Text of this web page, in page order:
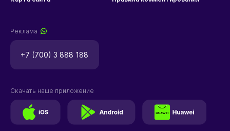
Реклама
+7 (700) 3 888 188
Скачать наше приложение